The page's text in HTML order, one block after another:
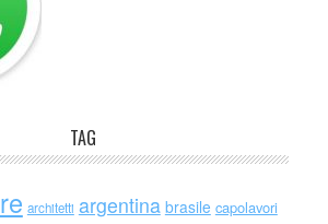
TAG
architetti argentina brasile capolavori